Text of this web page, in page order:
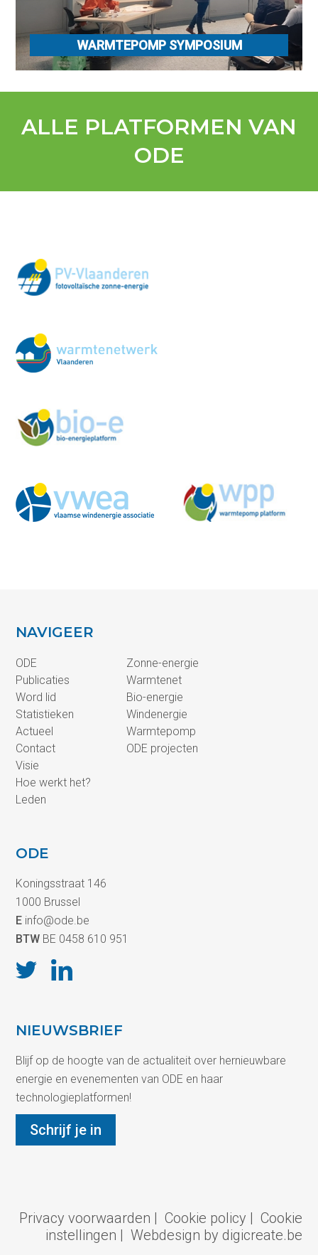
WARMTEPOMP SYMPOSIUM
ALLE PLATFORMEN VAN
ODE
NAVIGEER
ODE
Publicaties
Word lid
Statistieken
Actueel
Contact
Visie
Hoe werkt het?
Leden
Zonne-energie
Warmtenet
Bio-energie
Windenergie
Warmtepomp
ODE projecten
ODE
Koningsstraat 146
1000 Brussel
E info@ode.be
BTW BE 0458 610 951
NIEUWSBRIEF
Blijf op de hoogte van de actualiteit over hernieuwbare
energie en evenementen van ODE en haar
technologieplatformen!
Schrijf je in
Privacy voorwaarden | Cookie policy | Cookie
instellingen | Webdesign by digicreate.be